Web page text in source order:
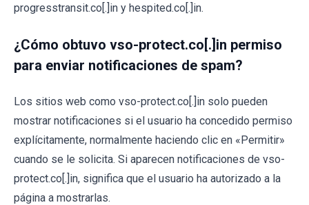
progresstransit.co[.]in y hespited.co[.]in.
¿Cómo obtuvo vso-protect.co[.]in permiso
para enviar notificaciones de spam?
Los sitios web como vso-protect.co[.]in solo pueden
mostrar notificaciones si el usuario ha concedido permiso
explícitamente, normalmente haciendo clic en «Permitir»
cuando se le solicita. Si aparecen notificaciones de vso-
protect.co[.]in, significa que el usuario ha autorizado a la
página a mostrarlas.